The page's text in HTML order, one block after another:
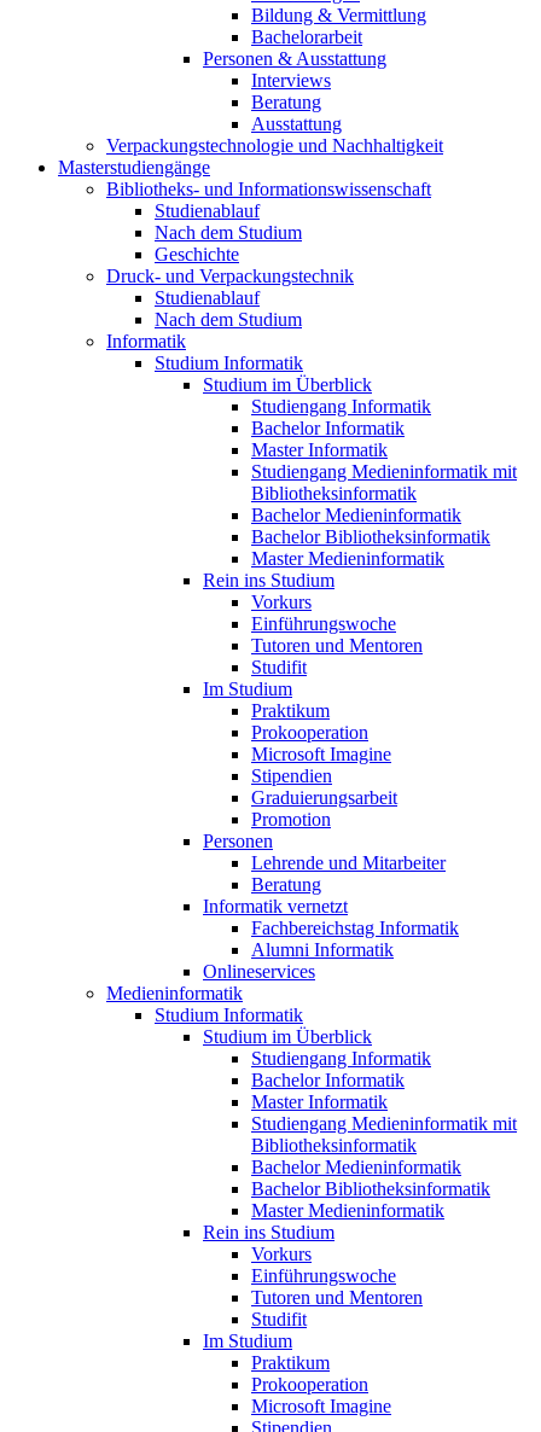
Bildung & Vermittlung
Bachelorarbeit
Personen & Ausstattung
Interviews
Beratung
Ausstattung
Verpackungstechnologie und Nachhaltigkeit
Masterstudiengänge
Bibliotheks- und Informationswissenschaft
Studienablauf
Nach dem Studium
Geschichte
Druck- und Verpackungstechnik
Studienablauf
Nach dem Studium
Informatik
Studium Informatik
Studium im Überblick
Studiengang Informatik
Bachelor Informatik
Master Informatik
Studiengang Medieninformatik mit
Bibliotheksinformatik
Bachelor Medieninformatik
Bachelor Bibliotheksinformatik
Master Medieninformatik
Rein ins Studium
Vorkurs
Einführungswoche
Tutoren und Mentoren
Studifit
Im Studium
Praktikum
Prokooperation
Microsoft Imagine
Stipendien
Graduierungsarbeit
Promotion
Personen
Lehrende und Mitarbeiter
Beratung
Informatik vernetzt
Fachbereichstag Informatik
Alumni Informatik
Onlineservices
Medieninformatik
Studium Informatik
Studium im Überblick
Studiengang Informatik
Bachelor Informatik
Master Informatik
Studiengang Medieninformatik mit
Bibliotheksinformatik
Bachelor Medieninformatik
Bachelor Bibliotheksinformatik
Master Medieninformatik
Rein ins Studium
Vorkurs
Einführungswoche
Tutoren und Mentoren
Studifit
Im Studium
Praktikum
Prokooperation
Microsoft Imagine
Stipendien